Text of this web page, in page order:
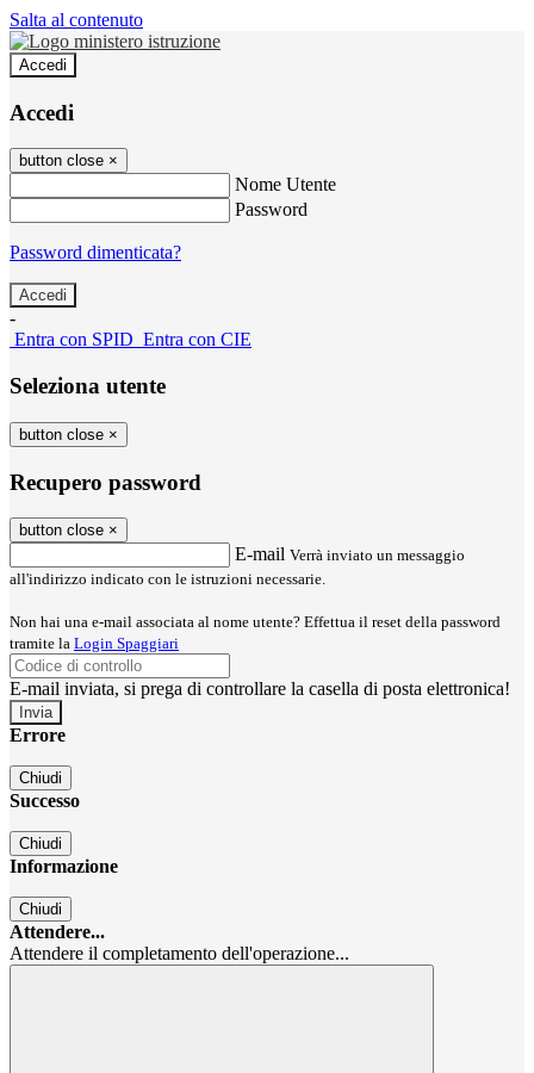
Salta al contenuto
Accedi
Accedi
button close ×
Nome Utente
Password
Password dimenticata?
-
Entra con SPID Entra con CIE
Seleziona utente
button close ×
Recupero password
button close ×
E-mail Verrà inviato un messaggio
all'indirizzo indicato con le istruzioni necessarie.
Non hai una e-mail associata al nome utente? Effettua il reset della password
tramite la Login Spaggiari
E-mail inviata, si prega di controllare la casella di posta elettronica!
Errore
Chiudi
Successo
Chiudi
Informazione
Chiudi
Attendere...
Attendere il completamento dell'operazione...